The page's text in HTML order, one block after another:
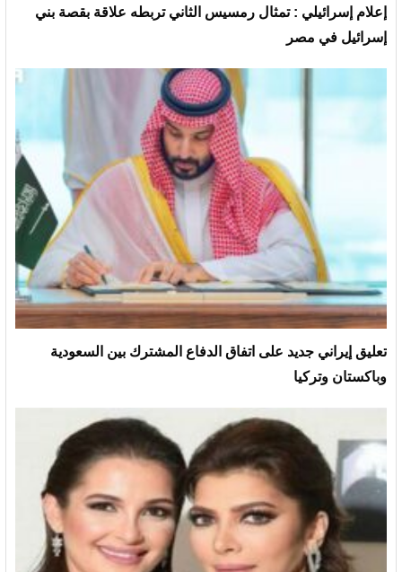
إعلام إسرائيلي : تمثال رمسيس الثاني تربطه علاقة بقصة بني
إسرائيل في مصر
تعليق إيراني جديد على اتفاق الدفاع المشترك بين السعودية
وباكستان وتركيا